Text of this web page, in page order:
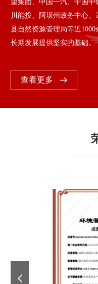
望集团、中国一汽、中国
川能投、阿坝州政务中心
县自然资源管理局等近
长期发展提供坚实的基础。
查看更多